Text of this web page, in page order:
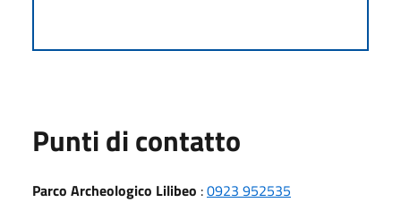
Punti di contatto
Parco Archeologico Lilibeo :0923 952535